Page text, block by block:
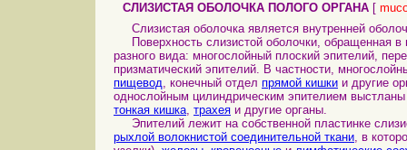
СЛИЗИСТАЯ ОБОЛОЧКА ПОЛОГО ОРГАНА [
Слизистая оболочка является внутренней
Поверхность слизистой оболочки, обращенная в
разного вида: многослойный плоский эпителий,
призматический эпителий. В частности,
пищевод, конечный отдел прямой кишки и другие
однослойным цилиндрическим эпителием
тонкая кишка, трахея и другие органы.
Эпителий лежит на собственной пластинке
рыхлой волокнистой соединительной ткани, в